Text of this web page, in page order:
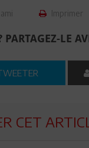
Imprimer
LE
CET